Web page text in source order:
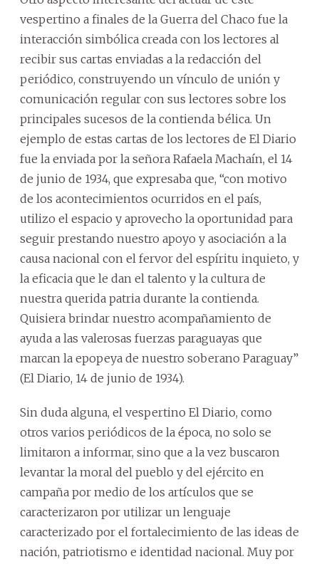
vespertino a finales de la Guerra del Chaco fue la
interacción simbólica creada con los lectores al
recibir sus cartas enviadas a la redacción del
periódico, construyendo un vínculo de unión y
comunicación regular con sus lectores sobre los
principales sucesos de la contienda bélica. Un
ejemplo de estas cartas de los lectores de El Diario
fue la enviada por la señora Rafaela Machaín, el 14
de junio de 1934, que expresaba que, “con motivo
de los acontecimientos ocurridos en el país,
utilizo el espacio y aprovecho la oportunidad para
seguir prestando nuestro apoyo y asociación a la
causa nacional con el fervor del espíritu inquieto, y
la eficacia que le dan el talento y la cultura de
nuestra querida patria durante la contienda.
Quisiera brindar nuestro acompañamiento de
ayuda a las valerosas fuerzas paraguayas que
marcan la epopeya de nuestro soberano Paraguay”
(El Diario, 14 de junio de 1934).
Sin duda alguna, el vespertino El Diario, como
otros varios periódicos de la época, no solo se
limitaron a informar, sino que a la vez buscaron
levantar la moral del pueblo y del ejército en
campaña por medio de los artículos que se
caracterizaron por utilizar un lenguaje
caracterizado por el fortalecimiento de las ideas de
nación, patriotismo e identidad nacional. Muy por